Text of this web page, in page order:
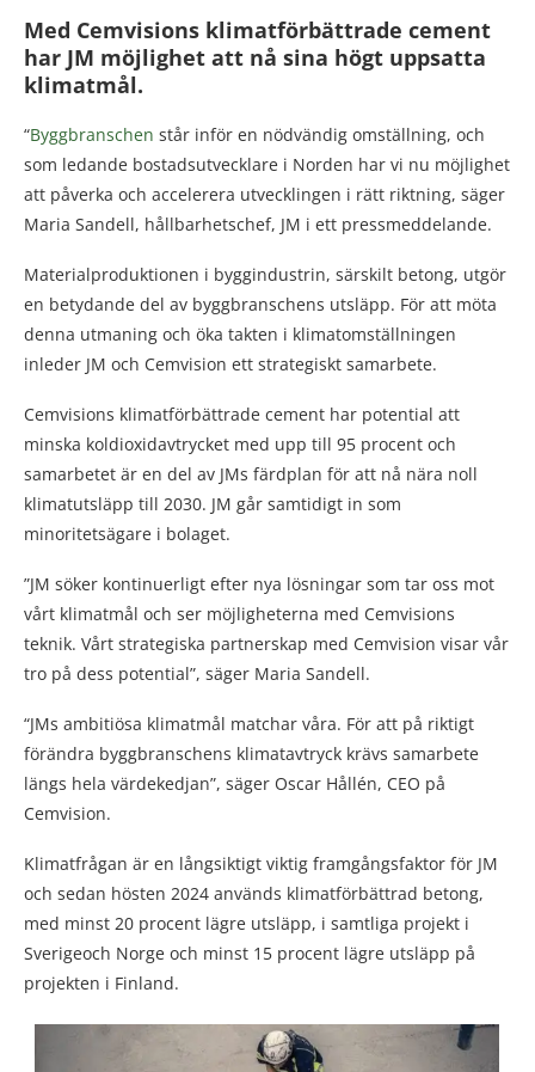
Med Cemvisions klimatförbättrade cement
har JM möjlighet att nå sina högt uppsatta
klimatmål.
“Byggbranschen står inför en nödvändig omställning, och
som ledande bostadsutvecklare i Norden har vi nu möjlighet
att påverka och accelerera utvecklingen i rätt riktning, säger
Maria Sandell, hållbarhetschef, JM i ett pressmeddelande.
Materialproduktionen i byggindustrin, särskilt betong, utgör
en betydande del av byggbranschens utsläpp. För att möta
denna utmaning och öka takten i klimatomställningen
inleder JM och Cemvision ett strategiskt samarbete.
Cemvisions klimatförbättrade cement har potential att
minska koldioxidavtrycket med upp till 95 procent och
samarbetet är en del av JMs färdplan för att nå nära noll
klimatutsläpp till 2030. JM går samtidigt in som
minoritetsägare i bolaget.
”JM söker kontinuerligt efter nya lösningar som tar oss mot
vårt klimatmål och ser möjligheterna med Cemvisions
teknik. Vårt strategiska partnerskap med Cemvision visar vår
tro på dess potential”, säger Maria Sandell.
“JMs ambitiösa klimatmål matchar våra. För att på riktigt
förändra byggbranschens klimatavtryck krävs samarbete
längs hela värdekedjan”, säger Oscar Hållén, CEO på
Cemvision.
Klimatfrågan är en långsiktigt viktig framgångsfaktor för JM
och sedan hösten 2024 används klimatförbättrad betong,
med minst 20 procent lägre utsläpp, i samtliga projekt i
Sverigeoch Norge och minst 15 procent lägre utsläpp på
projekten i Finland.